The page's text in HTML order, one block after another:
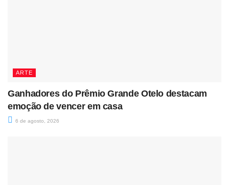
ARTE
Ganhadores do Prêmio Grande Otelo destacam
emoção de vencer em casa
6 de agosto, 2026